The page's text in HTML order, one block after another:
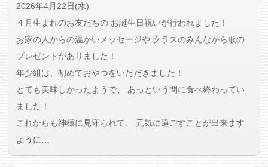
2026年4月22日(水)
４月生まれのお友だちの お誕生日祝いが行われました！
お家の人からの温かいメッセージや クラスのみんなから歌の
プレゼントがありました！
年少組は、初めておやつをいただきました！
とても美味しかったようで、 あっという間に食べ終わってい
ました！
これからも神様に見守られて、 元気に過ごすことが出来ます
ように…